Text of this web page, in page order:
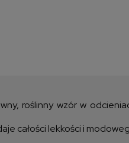
roślinny wzór w
całości lekkości i